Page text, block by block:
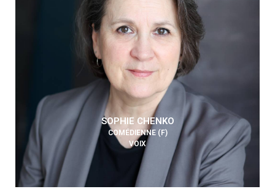
SOPHIE CHENKO
COMÉDIENNE (F)
VOIX